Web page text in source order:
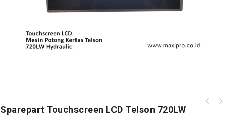
Sparepart Touchscreen LCD Telson 720LW